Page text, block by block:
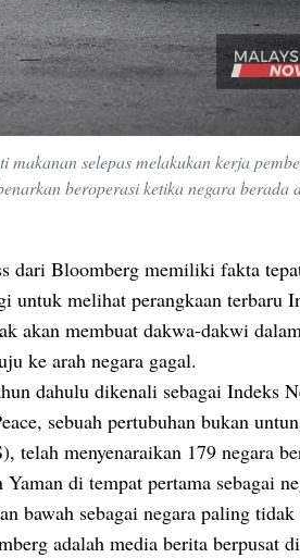
selepas melakukan kerja
beroperasi ketika negara berada
dari Bloomberg memiliki fakta
untuk melihat perangkaan terbaru
akan membuat dakwa-dakwi
ke arah negara gagal.
dahulu dikenali sebagai Indeks
sebuah pertubuhan bukan
telah menyenaraikan 179 negara
Yaman di tempat pertama sebagai
bawah sebagai negara paling
adalah media berita berpusat